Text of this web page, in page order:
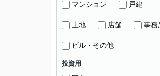
マンション 戸建
土地 店舗 事務
ビル・その他
投資用